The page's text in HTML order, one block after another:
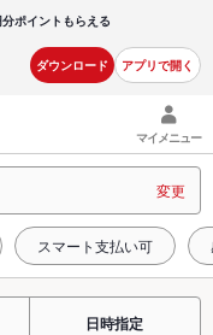
ポイントもらえる
ダウンロード アプリで開く
マイメニュー
変更
スマート支払い可
日時指定